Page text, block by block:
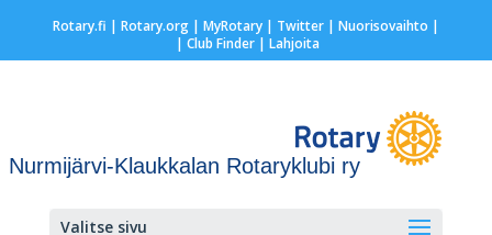
Rotary.fi | Rotary.org| MyRotary| Twitter| Nuorisovaihto |
| Club Finder| Lahjoita
Nurmijärvi-Klaukkalan Rotaryklubi ry
Valitse sivu